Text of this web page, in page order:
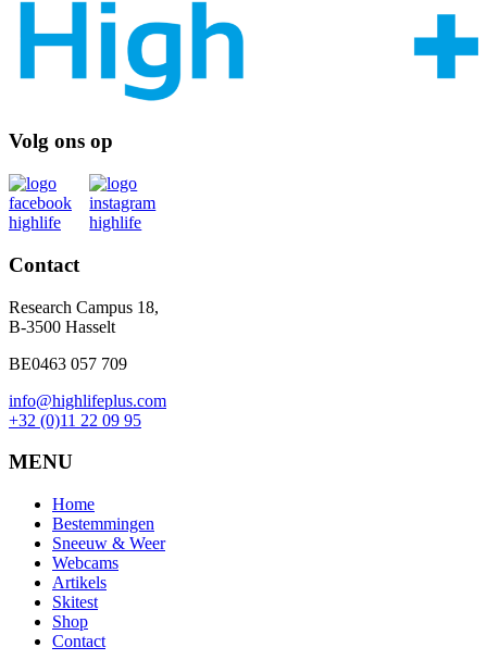
Volg ons op
Contact
Research Campus 18,
B-3500 Hasselt
BE0463 057 709
info@highlifeplus.com
+32 (0)11 22 09 95
MENU
Home
Bestemmingen
Sneeuw & Weer
Webcams
Artikels
Skitest
Shop
Contact